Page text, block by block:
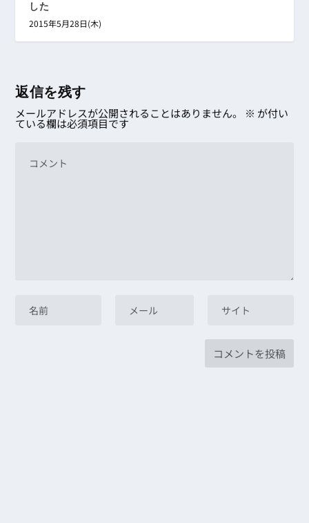
した
2015年5月28日(木)
返信を残す
メールアドレスが公開されることはありません。 ※ が付い
ている欄は必須項目です